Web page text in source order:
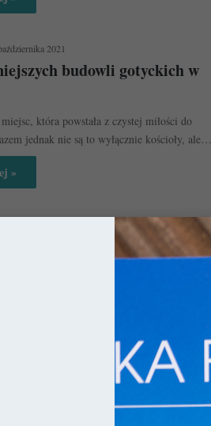
2021
budowli gotyckich w
która powstała z czystej miłości do
jednak nie są to wyłącznie kościoły, ale…
»
w Gdańsku –
wspierający swymi majątkami…